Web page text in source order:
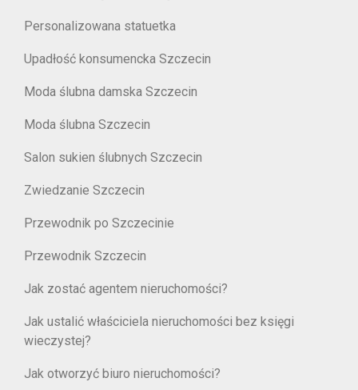
Personalizowana statuetka
Upadłość konsumencka Szczecin
Moda ślubna damska Szczecin
Moda ślubna Szczecin
Salon sukien ślubnych Szczecin
Zwiedzanie Szczecin
Przewodnik po Szczecinie
Przewodnik Szczecin
Jak zostać agentem nieruchomości?
Jak ustalić właściciela nieruchomości bez księgi
wieczystej?
Jak otworzyć biuro nieruchomości?